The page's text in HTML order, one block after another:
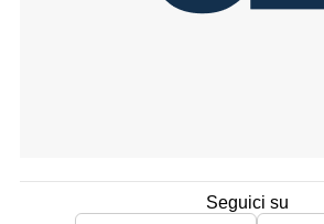
Seguici su